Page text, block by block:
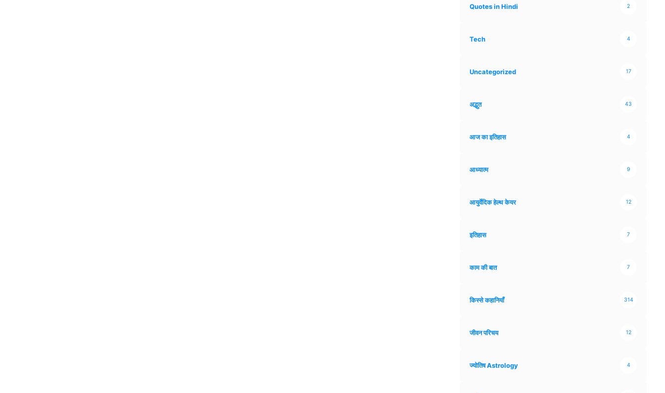
Quotes in Hindi 2
Tech 4
Uncategorized 17
अद्भुत 43
आज का इतिहास 4
आध्यात्म 9
आयुर्वेदिक हेल्थ केयर 12
इतिहास 7
काम की बात 7
किस्से कहानियाँ 314
जीवन परिचय 12
ज्योतिष Astrology 4